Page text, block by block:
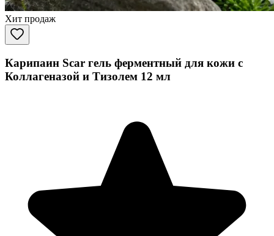
Хит продаж
Карипаин Scar гель ферментный для кожи с
Коллагеназой и Тизолем 12 мл